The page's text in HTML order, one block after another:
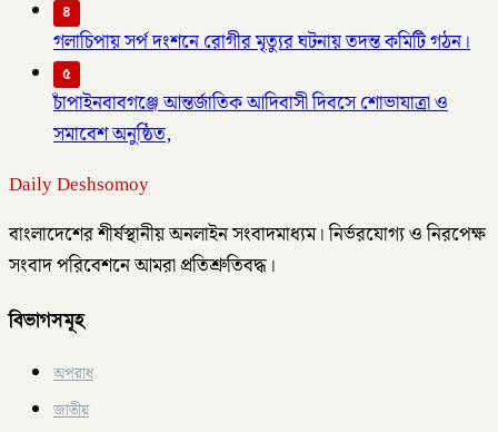
৪
গলাচিপায় সর্প দংশনে রোগীর মৃত্যুর ঘটনায় তদন্ত কমিটি গঠন।
৫
চাঁপাইনবাবগঞ্জে আন্তর্জাতিক আদিবাসী দিবসে শোভাযাত্রা ও
সমাবেশ অনুষ্ঠিত,
Daily Deshsomoy
বাংলাদেশের শীর্ষস্থানীয় অনলাইন সংবাদমাধ্যম। নির্ভরযোগ্য ও নিরপেক্ষ
সংবাদ পরিবেশনে আমরা প্রতিশ্রুতিবদ্ধ।
বিভাগসমূহ
অপরাধ
জাতীয়